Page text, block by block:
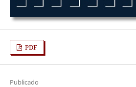
PDF
Publicado